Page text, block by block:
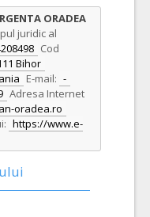
ORADEA
juridic al
Cod
Bihor
E-mail: -
Adresa Internet
oradea.ro
https://www.e-